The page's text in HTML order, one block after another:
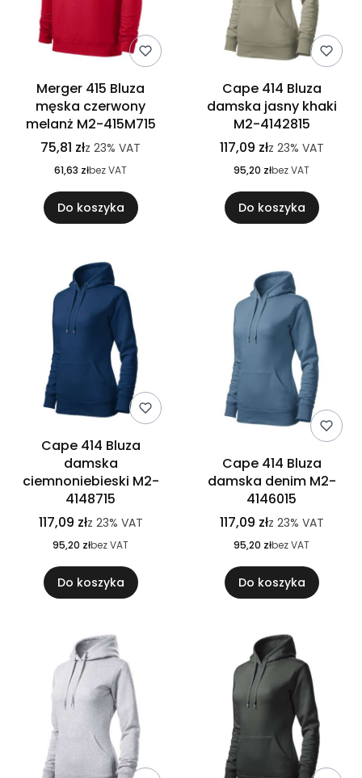
Merger 415 Bluza
męska czerwony
melanż M2-415M715
75,81 złz 23% VAT
61,63 złbez VAT
Do koszyka
Cape 414 Bluza
damska jasny khaki
M2-4142815
117,09 złz 23% VAT
95,20 złbez VAT
Do koszyka
Cape 414 Bluza
damska
ciemnoniebieski M2-
4148715
117,09 złz 23% VAT
95,20 złbez VAT
Do koszyka
Cape 414 Bluza
damska denim M2-
4146015
117,09 złz 23% VAT
95,20 złbez VAT
Do koszyka